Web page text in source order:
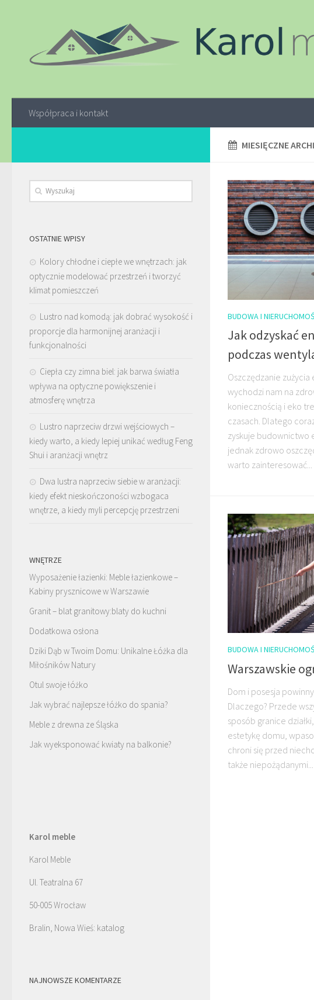
Współpraca i kontakt
MIESIĘCZNE
BUDOWA I
Jak odzyskać
podczas
Oszczędzanie zużycia
wychodzi nam na
koniecznością i eko
czasach. Dlatego
zyskuje budownictwo
jednak zdrowo
warto zainteresować...
BUDOWA I
Warszawskie
Dom i posesja
Dlaczego? Przede
sposób granice
estetykę domu,
chroni się przed
także niepożądanymi...
OSTATNIE WPISY
Kolory chłodne i ciepłe we wnętrzach: jak
optycznie modelować przestrzeń i tworzyć
klimat pomieszczeń
Lustro nad komodą: jak dobrać wysokość i
proporcje dla harmonijnej aranżacji i
funkcjonalności
Ciepła czy zimna biel: jak barwa światła
wpływa na optyczne powiększenie i
atmosferę wnętrza
Lustro naprzeciw drzwi wejściowych –
kiedy warto, a kiedy lepiej unikać według Feng
Shui i aranżacji wnętrz
Dwa lustra naprzeciw siebie w aranżacji:
kiedy efekt nieskończoności wzbogaca
wnętrze, a kiedy myli percepcję przestrzeni
WNĘTRZE
Wyposażenie łazienki: Meble łazienkowe –
Kabiny prysznicowe w Warszawie
Granit – blat granitowy:blaty do kuchni
Dodatkowa osłona
Dziki Dąb w Twoim Domu: Unikalne Łóżka dla
Miłośników Natury
Otul swoje łóżko
Jak wybrać najlepsze łóżko do spania?
Meble z drewna ze Śląska
Jak wyeksponować kwiaty na balkonie?
Karol meble
Karol Meble
Ul. Teatralna 67
50-005 Wrocław
Bralin, Nowa Wieś: katalog
NAJNOWSZE KOMENTARZE